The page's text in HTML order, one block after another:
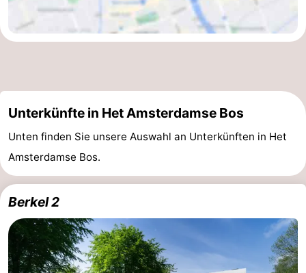
Unterkünfte in Het Amsterdamse Bos
Unten finden Sie unsere Auswahl an Unterkünften in Het
Amsterdamse Bos.
Berkel 2